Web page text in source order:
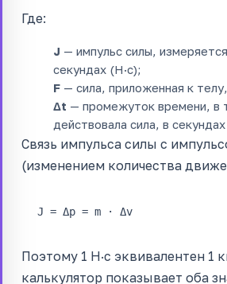
Где:
J — импульс силы,
секундах (Н·с);
F — сила, приложенная к
Δt — промежуток времени, в
действовала сила, в
Связь импульса силы с
(изменением количества
J = Δp = m · Δv
Поэтому 1 Н·с эквивалентен 1
калькулятор показывает оба